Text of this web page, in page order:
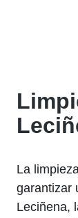
La
garantizar
Leciñena,